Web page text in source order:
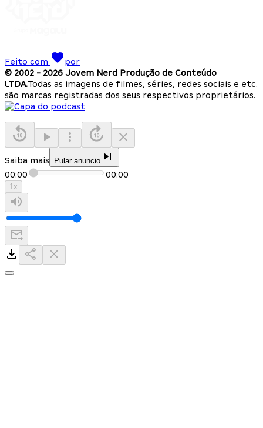
Feito com
por
© 2002 - 2026 Jovem Nerd Produção de Conteúdo
LTDA.Todas as imagens de filmes, séries, redes sociais e etc.
são marcas registradas dos seus respectivos proprietários.
Saiba mais Pular anuncio
00:00 00:00
1x